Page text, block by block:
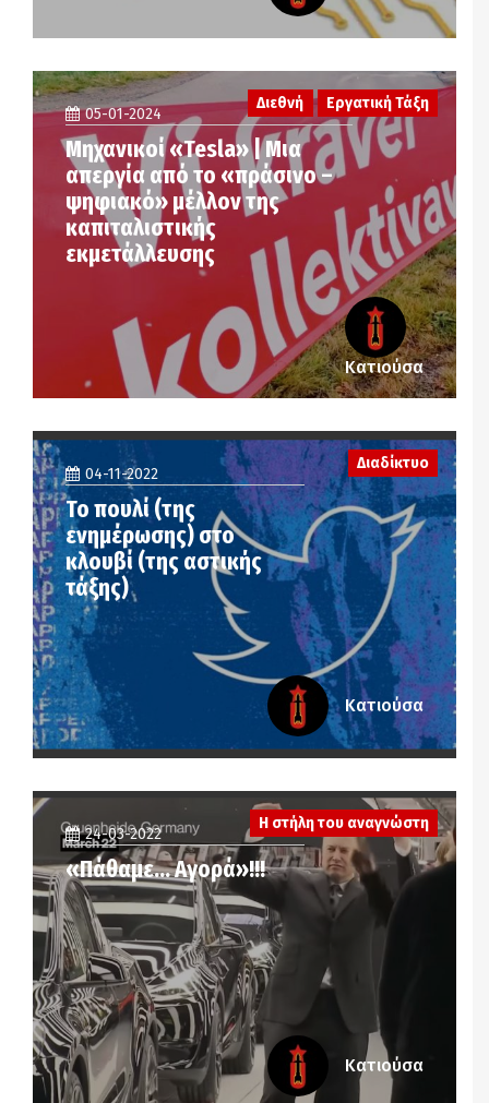
Διεθνή Εργατική Τάξη
05-01-2024
Μηχανικοί «Tesla» | Μια
απεργία από το «πράσινο –
ψηφιακό» μέλλον της
καπιταλιστικής
εκμετάλλευσης
Κατιούσα
04-11-2022
Το πουλί (της
ενημέρωσης) στο
κλουβί (της αστικής
τάξης)
Διαδίκτυο
Κατιούσα
24-03-2022
«Πάθαμε… Αγορά»!!!
Η στήλη του αναγνώστη
Κατιούσα